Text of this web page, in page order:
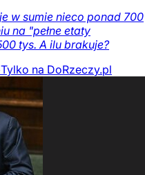
w sumie nieco ponad 700
na "pełne etaty
tys. A ilu brakuje?
Tylko na DoRzeczy.pl